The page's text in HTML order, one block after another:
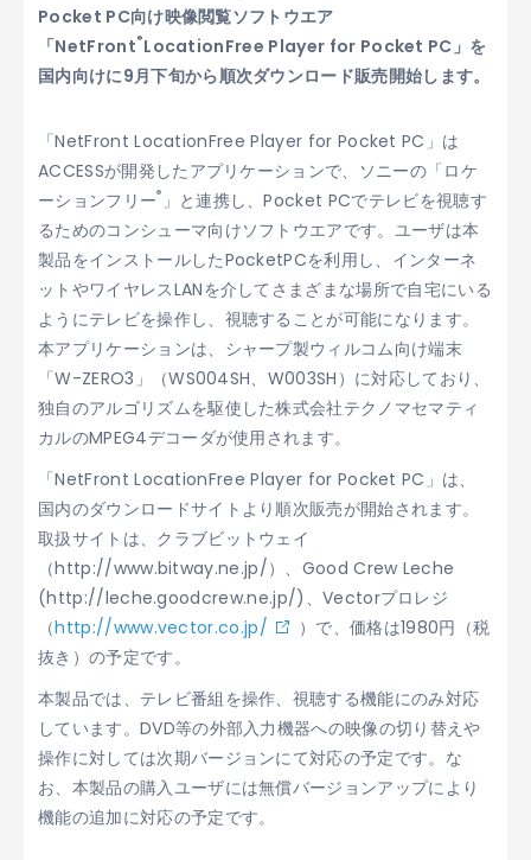
Pocket PC向け映像閲覧ソフトウエア
「NetFront®LocationFree Player for Pocket PC」を
国内向けに9月下旬から順次ダウンロード販売開始します。
「NetFront LocationFree Player for Pocket PC」は
ACCESSが開発したアプリケーションで、ソニーの「ロケ
ーションフリー® 」と連携し、Pocket PCでテレビを視聴す
るためのコンシューマ向けソフトウエアです。ユーザは本
製品をインストールしたPocketPCを利用し、インターネ
ットやワイヤレスLANを介してさまざまな場所で自宅にいる
ようにテレビを操作し、視聴することが可能になります。
本アプリケーションは、シャープ製ウィルコム向け端末
「W-ZERO3」（WS004SH、W003SH）に対応しており、
独自のアルゴリズムを駆使した株式会社テクノマセマティ
カルのMPEG4デコーダが使用されます。
「NetFront LocationFree Player for Pocket PC」は、
国内のダウンロードサイトより順次販売が開始されます。
取扱サイトは、クラブビットウェイ
（http://www.bitway.ne.jp/）、Good Crew Leche
(http://leche.goodcrew.ne.jp/)、Vectorプロレジ
（http://www.vector.co.jp/
）で、価格は1980円（税
抜き）の予定です。
本製品では、テレビ番組を操作、視聴する機能にのみ対応
しています。DVD等の外部入力機器への映像の切り替えや
操作に対しては次期バージョンにて対応の予定です。な
お、本製品の購入ユーザには無償バージョンアップにより
機能の追加に対応の予定です。